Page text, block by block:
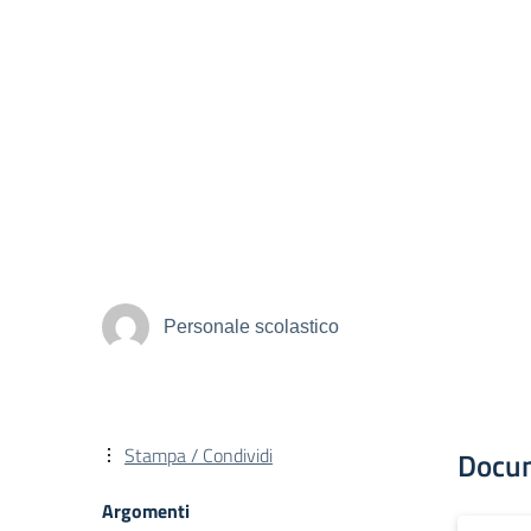
Personale scolastico
Stampa / Condividi
Argomenti